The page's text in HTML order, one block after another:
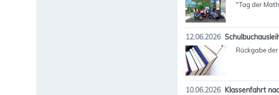
"Tag der
12.06.2026
Rückgabe
10.06.2026 Klassenfahrt